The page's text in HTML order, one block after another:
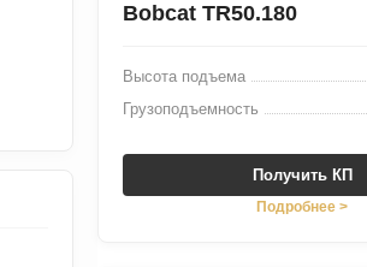
Bobcat TR50.180
Высота подъема
Грузоподъемность
Получить КП
Подробнее >